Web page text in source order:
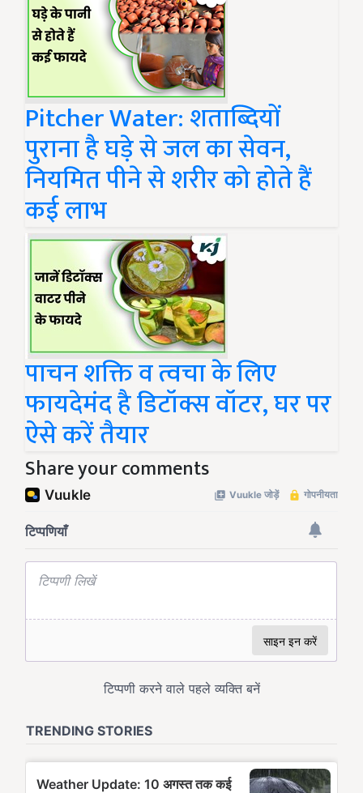
Pitcher Water: शताब्दियों
पुराना है घड़े से जल का सेवन,
नियमित पीने से शरीर को होते हैं
कई लाभ
पाचन शक्ति व त्वचा के लिए
फायदेमंद है डिटॉक्स वॉटर, घर पर
ऐसे करें तैयार
Share your comments